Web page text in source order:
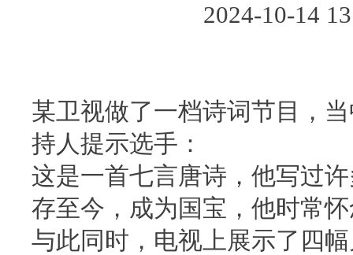
2024-10-14
某卫视做了一档诗词节目，
持人提示选手：
这是一首七言唐诗，他写过
存至今，成为国宝，他时常
与此同时，电视上展示了四